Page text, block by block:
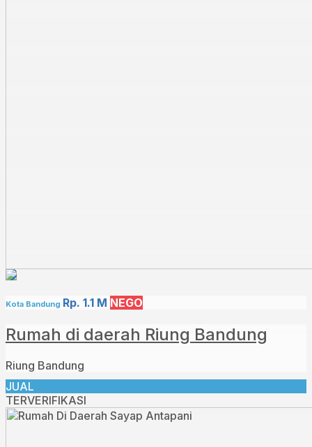
Kota Bandung Rp. 1.1 M NEGO
Rumah di daerah Riung Bandung⁣
Riung Bandung⁣
JUAL
TERVERIFIKASI